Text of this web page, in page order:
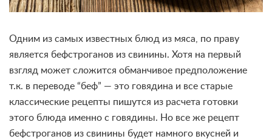
Одним из самых известных блюд из мяса, по праву
является бефстроганов из свинины. Хотя на первый
взгляд может сложится обманчивое предположение
т.к. в переводе “беф” — это говядина и все старые
классические рецепты пишутся из расчета готовки
этого блюда именно с говядины. Но все же рецепт
бефстроганов из свинины будет намного вкусней и